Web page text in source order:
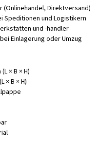
Direktversand)
Speditionen und Logistikern
und -händler
Einlagerung oder Umzug
× B × H)
× B × H)